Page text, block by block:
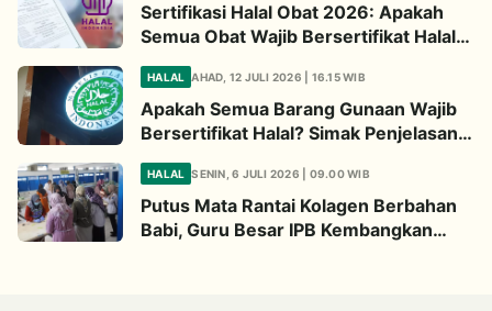
Sertifikasi Halal Obat 2026: Apakah
Semua Obat Wajib Bersertifikat Halal?
Begini Penjelasannya
HALAL AHAD, 12 JULI 2026 | 16.15 WIB
Apakah Semua Barang Gunaan Wajib
Bersertifikat Halal? Simak Penjelasan
Ini
HALAL SENIN, 6 JULI 2026 | 09.00 WIB
Putus Mata Rantai Kolagen Berbahan
Babi, Guru Besar IPB Kembangkan